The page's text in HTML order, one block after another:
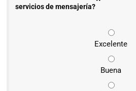
servicios de mensajería?
Excelente
Buena